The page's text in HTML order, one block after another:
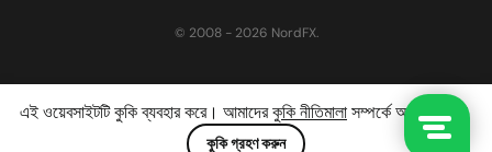
এই ওয়েবসাইটটি কুকি ব্যবহার করে। আমাদেরকুকি নীতিমালাসম্পর্কে আরও জানুন।
কুকি গ্রহণ করুন
© 2008 - 2026 NordFX.